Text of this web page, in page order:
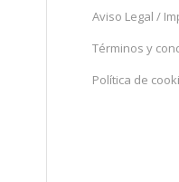
Aviso Legal /
Términos y
Política de